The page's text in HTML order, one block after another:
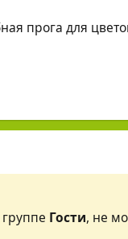
прога для
Гости, не